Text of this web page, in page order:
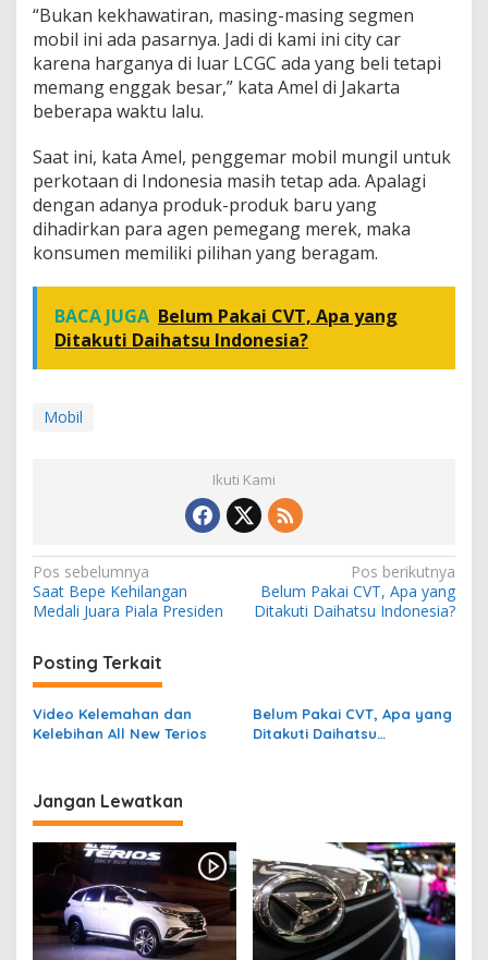
o
i
l
L
C
“Bukan kekhawatiran, masing-masing segmen
mobil ini ada pasarnya. Jadi di kami ini city car
karena harganya di luar LCGC ada yang beli tetapi
memang enggak besar,” kata Amel di Jakarta
beberapa waktu lalu.
Saat ini, kata Amel, penggemar mobil mungil untuk
perkotaan di Indonesia masih tetap ada. Apalagi
dengan adanya produk-produk baru yang
dihadirkan para agen pemegang merek, maka
konsumen memiliki pilihan yang beragam.
BACA JUGA Belum Pakai CVT, Apa yang
Ditakuti Daihatsu Indonesia?
Mobil
Ikuti Kami
N
a
i
g
a
i
p
o
s
Pos sebelumnya
Saat Bepe Kehilangan
Medali Juara Piala Presiden
Pos berikutnya
Belum Pakai CVT, Apa yang
Ditakuti Daihatsu Indonesia?
Posting Terkait
Video Kelemahan dan
Kelebihan All New Terios
Belum Pakai CVT, Apa yang
Ditakuti Daihatsu
Jangan Lewatkan